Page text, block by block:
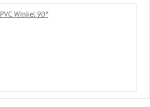
PVC Winkel 90°